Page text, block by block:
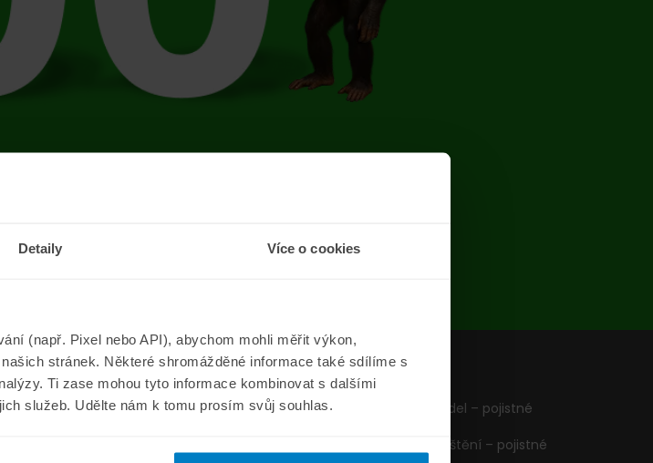
Detaily Více o cookies
(např. Pixel nebo API), abychom mohli měřit výkon,
stránek. Některé shromážděné informace také sdílíme s
Ti zase mohou tyto informace kombinovat s dalšími
služeb. Udělte nám k tomu prosím svůj souhlas.
vyskytla chyba
úvodní stránku
ePojisteni.cz
O nás
Formuláře
Pojištění vozidel – pojistné
Cestovní pojištění – pojistné